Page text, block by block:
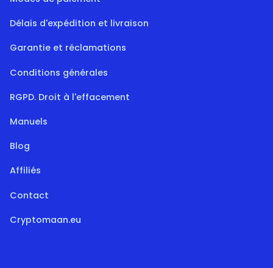
Délais d'expédition et livraison
Garantie et réclamations
Conditions générales
RGPD. Droit à l'effacement
Manuels
Blog
Affiliés
Contact
Cryptomaan.eu